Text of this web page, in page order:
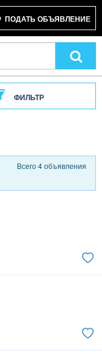
ПОДАТЬ ОБЪЯВЛЕНИЕ
ФИЛЬТР
Всего 4 объявления